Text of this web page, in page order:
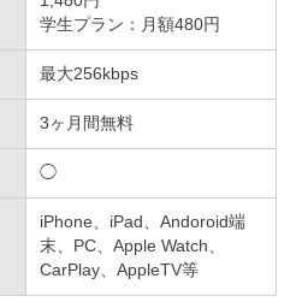
学生プラン：月額480円
最大256kbps
3ヶ月間無料
◯
iPhone、iPad、Andoroid端
末、PC、Apple Watch、
CarPlay、AppleTV等